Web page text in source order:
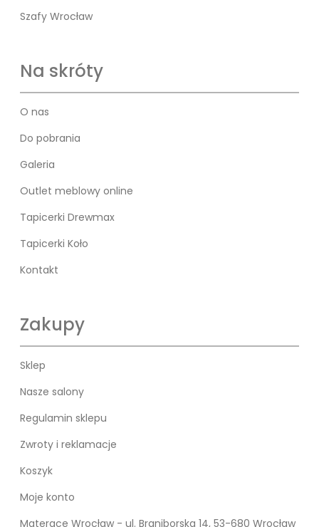
Szafy Wrocław
Na skróty
O nas
Do pobrania
Galeria
Outlet meblowy online
Tapicerki Drewmax
Tapicerki Koło
Kontakt
Zakupy
Sklep
Nasze salony
Regulamin sklepu
Zwroty i reklamacje
Koszyk
Moje konto
Materace Wrocław - ul. Braniborska 14, 53-680 Wrocław